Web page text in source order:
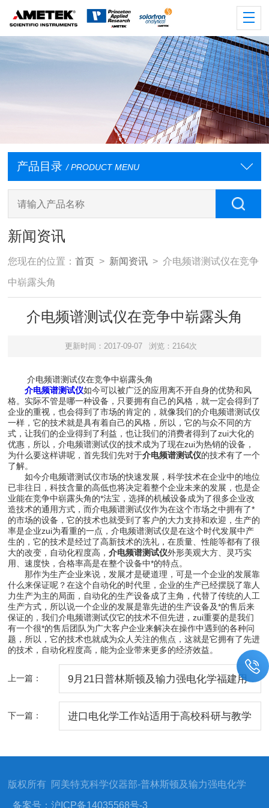
产品目录 / PRODUCT MENU
新闻资讯
您现在的位置：首页 > 新闻资讯 > 介电频谱测试仪在竞争
中崭露头角
介电频谱测试仪在竞争中崭露头角
更新时间：2017-09-07 浏览：2164次
介电频谱测试仪在竞争中崭露头角
介电频谱测试仪如今可以被广泛的应用离不开自身的优势和风
格。实际不管是哪一种设备，只要拥有自己的风格，就一定会得到了
企业的重视，也会得到了市场的肯定的，就像我们的介电频谱测试仪
一样，它的技术就是具有着自己的风格，所以，它的与众不同的方
式，让我们的企业得到了利益，也让我们的消费者得到了zui大化的
优惠，所以，介电频谱测试仪的技术成为了现在zui为热销的设备，
为什么要这样讲呢，首先我们先对于介电频谱测试仪的技术有了一个
了解。
如今介电频谱测试仪市场的快速发展，科学技术在企业中的地位
已非往日，科技含量的高低也将决定着整个企业未来的发展，也是企
业能在竞争中崭露头角的*法宝，选择的机械设备成为了很多企业改
造技术的通用方式，而介电频谱测试仪作为在这个市场之中拥有了*
的市场的设备，它的技术也就受到了客户的大力支持和欢迎，生产的
率是企业zui为看重的一点，介电频谱测试仪是在这个时代发展中产
生的，它的技术是经过了高新技术的洗礼，在质量、性能等都有了很
大的改变，自动化程度高，介电频谱测试仪外形美观大方、灵巧实
用、速度快，合格率高是在整个设备中*的特点。
那作为生产企业来说，发展才是硬道理，可是一个企业的发展靠
什么来保证呢？在这个自动化的时代里，企业的生产已经摆脱了靠人
力生产为主的局面，自动化的生产设备成了主角，代替了传统的人工
生产方式，所以说一个企业的发展是靠先进的生产设备及*的售后来
保证的，我们介电频谱测试仪它的技术不但先进，zui重要的是我们
有一个很*的售后团队为广大客户企业来解决在操作中遇到的各种问
题，所以，它的技术也就成为众人关注的焦点，这就是它拥有了先进
的技术，自动化程度高，能为企业带来更多的经济效益。
上一篇： 9月21日普林斯顿及输力强电化学福建用
下一篇： 进口电化学工作站适用于高校科研与教学
版权所有 阿美特克科学仪器部-普林斯顿及输力强电化学
备案号：沪ICP备14035568号-3